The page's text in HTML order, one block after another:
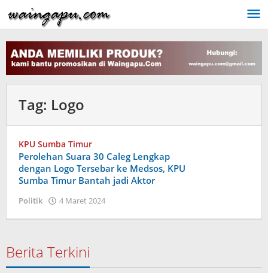
ke
konten
Tag: Logo
KPU Sumba Timur
Perolehan Suara 30 Caleg Lengkap
dengan Logo Tersebar ke Medsos, KPU
Sumba Timur Bantah jadi Aktor
Politik 4 Maret 2024
Berita Terkini